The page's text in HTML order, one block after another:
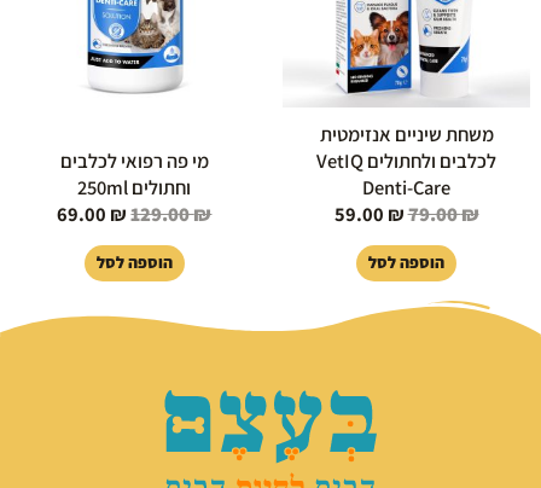
משחת שיניים אנזימטית
לכלבים ולחתולים VetIQ
Denti-Care
79.00₪
59.00 ₪
הוספה לסל
מי פה רפואי לכלבים
וחתולים 250ml
129.00₪
69.00 ₪
הוספה לסל